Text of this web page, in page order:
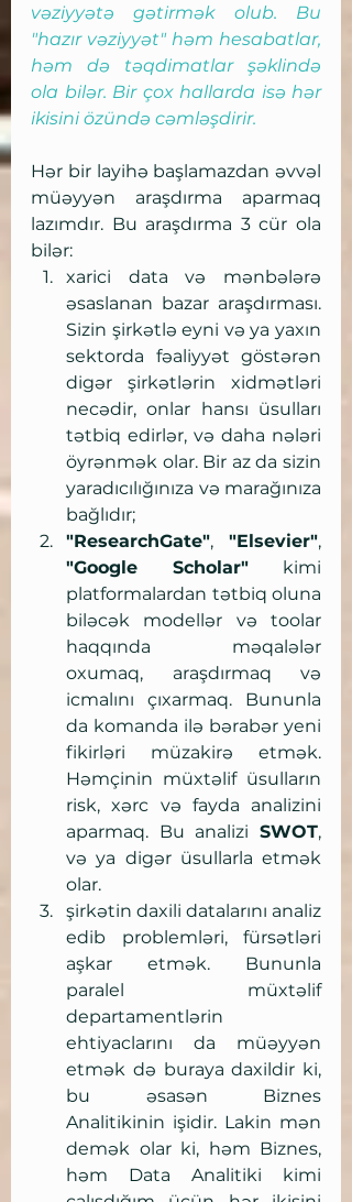
vəziyyətə gətirmək olub. Bu
"hazır vəziyyət" həm hesabatlar,
həm də təqdimatlar şəklində
ola bilər. Bir çox hallarda isə hər
ikisini özündə cəmləşdirir.
Hər bir layihə başlamazdan əvvəl
müəyyən araşdırma aparmaq
lazımdır. Bu araşdırma 3 cür ola
bilər:
xarici data və mənbələrə
əsaslanan bazar araşdırması.
Sizin şirkətlə eyni və ya yaxın
sektorda fəaliyyət göstərən
digər şirkətlərin xidmətləri
necədir, onlar hansı üsulları
tətbiq edirlər, və daha nələri
öyrənmək olar. Bir az da sizin
yaradıcılığınıza və marağınıza
bağlıdır;
"ResearchGate", "Elsevier"
"Google Scholar" kimi
platformalardan tətbiq oluna
biləcək modellər və toolar
haqqında məqalələr
oxumaq, araşdırmaq və
icmalını çıxarmaq. Bununla
da komanda ilə bərabər yeni
fikirləri müzakirə etmək.
Həmçinin müxtəlif üsulların
risk, xərc və fayda analizini
aparmaq. Bu analizi SWOT,
və ya digər üsullarla etmək
olar.
şirkətin daxili datalarını analiz
edib problemləri, fürsətləri
aşkar etmək. Bununla
paralel müxtəlif
departamentlərin
ehtiyaclarını da müəyyən
etmək də buraya daxildir ki,
bu əsasən Biznes
Analitikinin işidir. Lakin mən
demək olar ki, həm Biznes,
həm Data Analitiki kimi